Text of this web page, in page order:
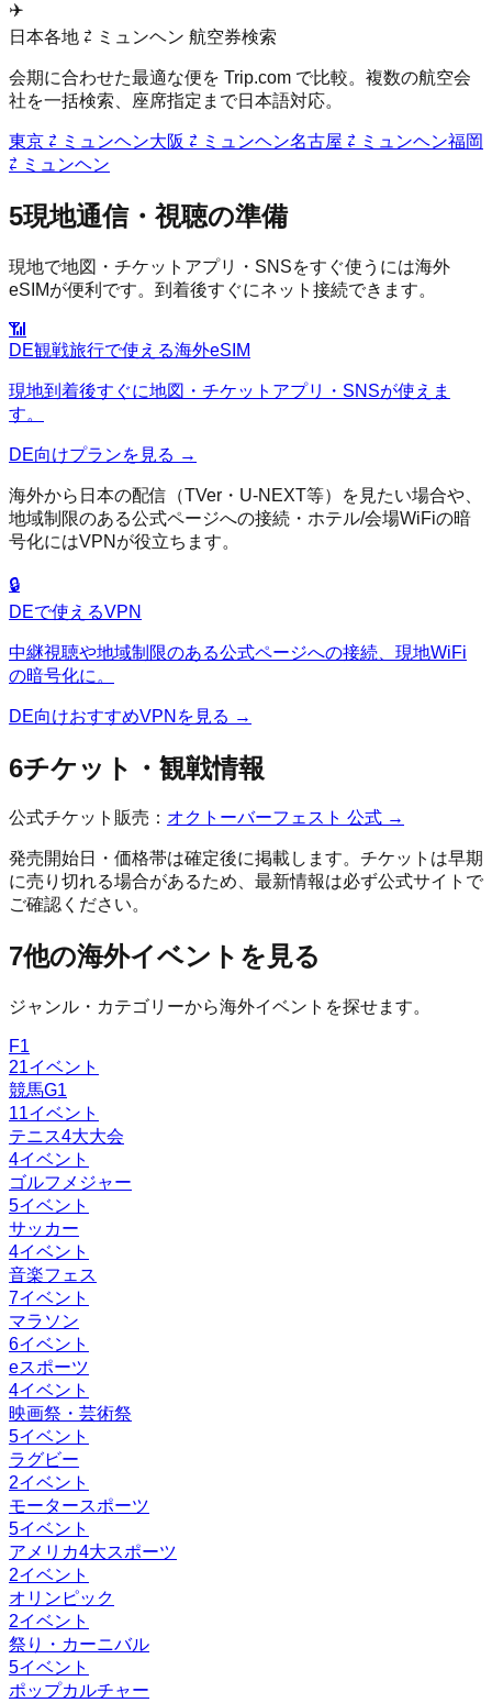
✈️
日本各地 ⇄ ミュンヘン 航空券検索
会期に合わせた最適な便を Trip.com で比較。複数の航空会
社を一括検索、座席指定まで日本語対応。
東京 ⇄ ミュンヘン大阪 ⇄ ミュンヘン名古屋 ⇄ ミュンヘン福岡
⇄ ミュンヘン
5現地通信・視聴の準備
現地で地図・チケットアプリ・SNSをすぐ使うには海外
eSIMが便利です。到着後すぐにネット接続できます。
📶
DE観戦旅行で使える海外eSIM
現地到着後すぐに地図・チケットアプリ・SNSが使えま
す。
DE向けプランを見る →
海外から日本の配信（TVer・U-NEXT等）を見たい場合や、
地域制限のある公式ページへの接続・ホテル/会場WiFiの暗
号化にはVPNが役立ちます。
🔒
DEで使えるVPN
中継視聴や地域制限のある公式ページへの接続、現地WiFi
の暗号化に。
DE向けおすすめVPNを見る →
6チケット・観戦情報
公式チケット販売： オクトーバーフェスト 公式 →
発売開始日・価格帯は確定後に掲載します。チケットは早期
に売り切れる場合があるため、最新情報は必ず公式サイトで
ご確認ください。
7他の海外イベントを見る
ジャンル・カテゴリーから海外イベントを探せます。
F1
21イベント
競馬G1
11イベント
テニス4大大会
4イベント
ゴルフメジャー
5イベント
サッカー
4イベント
音楽フェス
7イベント
マラソン
6イベント
eスポーツ
4イベント
映画祭・芸術祭
5イベント
ラグビー
2イベント
モータースポーツ
5イベント
アメリカ4大スポーツ
2イベント
オリンピック
2イベント
祭り・カーニバル
5イベント
ポップカルチャー